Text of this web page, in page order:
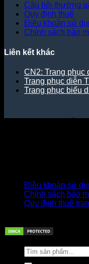
Câu hỏi thường
Quy định thuê
Điều khoản sử
Chính sách bảo
Liên kết khác
CN2: Trang
Trang phục diễn
Trang phục biểu
Điều khoản sử
Chính sách bảo
Quy định thuê
Tìm
kiếm: